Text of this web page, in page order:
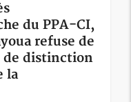
du PPA-CI,
refuse de
de distinction
la